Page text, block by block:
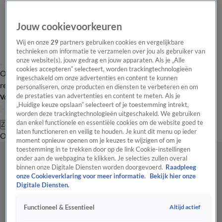
Overzicht Laatste nieuws Regionieuws Het beste van Hart
Tip de
redactie
Volg Hart van Nederland
Zoeken
OverzichtRegioUitzendingenWeerTip de redactiePanelVideo's
Jouw cookievoorkeuren
Wij en onze29 partners gebruiken cookies en vergelijkbare
technieken om informatie te verzamelen over jou als gebruiker van
onze website(s), jouw gedrag en jouw apparaten. Als je „Alle
cookies accepteren” selecteert, worden trackingtechnologieën
ingeschakeld om onze advertenties en content te kunnen
personaliseren, onze producten en diensten te verbeteren en om
de prestaties van advertenties en content te meten. Als je
„Huidige keuze opslaan” selecteert of je toestemming intrekt,
worden deze trackingtechnologieën uitgeschakeld. We gebruiken
dan enkel functionele en essentiële cookies om de website goed te
laten functioneren en veilig te houden. Je kunt dit menu op ieder
moment opnieuw openen om je keuzes te wijzigen of om je
toestemming in te trekken door op de link Cookie-instellingen
onder aan de webpagina te klikken. Je selecties zullen overal
binnen onze Digitale Diensten worden doorgevoerd. Raadpleeg
onze Cookieverklaring voor meer informatie.
Bekijk hier onze
Digitale Diensten.
Functioneel & Essentieel Altijd actief